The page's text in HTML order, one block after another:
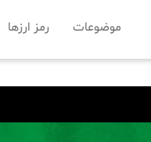
موضوعات رمز ارزها